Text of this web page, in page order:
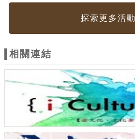
探索更多活動
相關連結